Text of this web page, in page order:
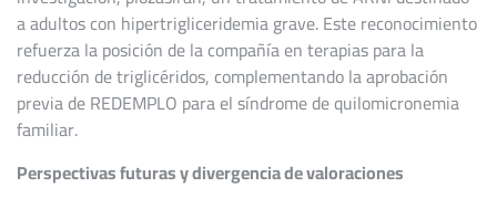
a adultos con hipertrigliceridemia grave. Este reconocimiento
refuerza la posición de la compañía en terapias para la
reducción de triglicéridos, complementando la aprobación
previa de REDEMPLO para el síndrome de quilomicronemia
familiar.
Perspectivas futuras y divergencia de valoraciones